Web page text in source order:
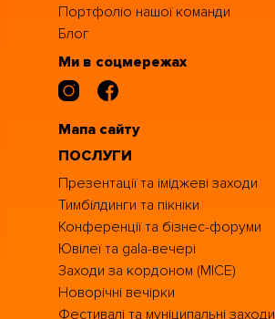
Портфоліо нашої команди
Блог
Ми в соцмережах
Мапа сайту
ПОСЛУГИ
Презентації та іміджеві заходи
Тимбілдинги та пікніки
Конференції та бізнес-форуми
Ювілеї та gala-вечері
Заходи за кордоном (MICE)
Новорічні вечірки
Фестивалі та муніципальні заходи